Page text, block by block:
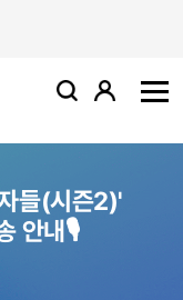
검색 로그인
들(시즌2)'
안내🎙️